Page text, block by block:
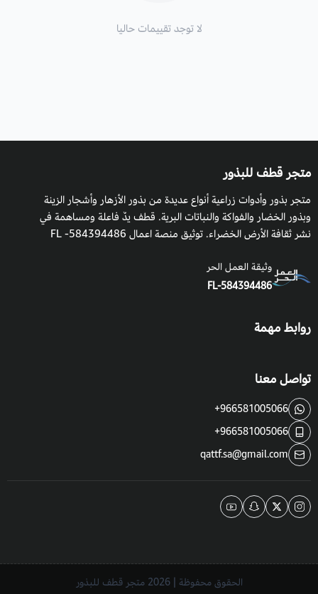
لا توجد تقييمات حاليا
متجر قطف للبذور
متجر بذور وأدوات زراعية أنواع عديدة من بذور الأزهار وأشجار الزينة
وبذور الخضار والفواكة والنباتات البرية. قطف يدٌ فاعلة ومساهمة في
نشر ثقافة الأرض الخضراء. توثيق منصة اعمال 584394486- FL
وثيقة العمل الحر
FL-584394486
روابط مهمة
تواصل معنا
+966581005066
+966581005066
qattf.sa@gmail.com
الحقوق محفوظة | 2026 متجر قطف للبذور